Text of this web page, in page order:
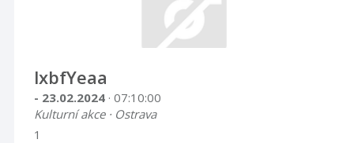
lxbfYeaa
- 23.02.2024 · 07:10:00
Kulturní akce · Ostrava
1